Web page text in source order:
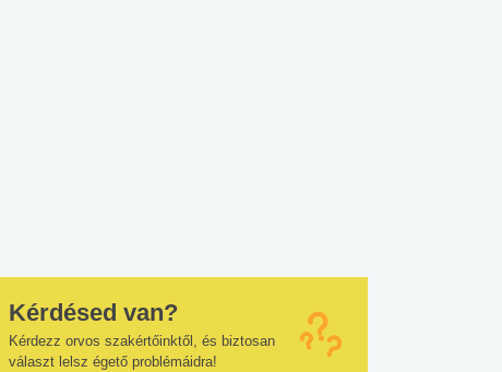
Kérdésed van?
Kérdezz orvos szakértőinktől, és biztosan
választ lelsz égető problémáidra!